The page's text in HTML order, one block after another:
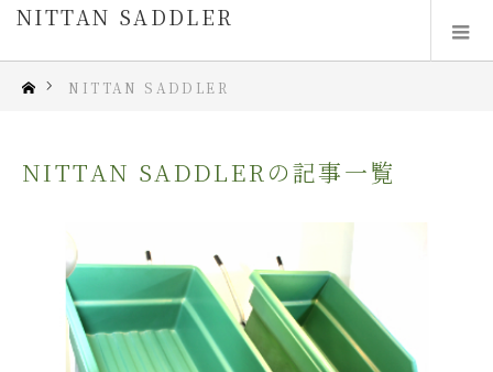
NITTAN SADDLER
NITTAN SADDLER
NITTAN SADDLERの記事一覧